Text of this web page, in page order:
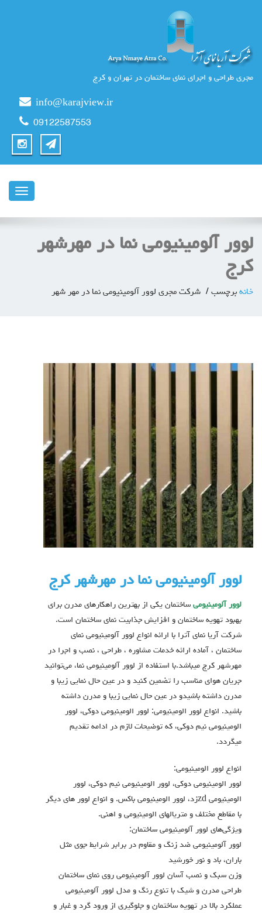
مجری طراحی و اجرای نمای ساختمان در تهران و کرج
info@karajview.ir
09122587553
ناوبری
لوور آلومینیومی نما در مهرشهر
کرج
خانه برچسب شرکت مجری لوور آلومینیومی نما در مهر شهر
لوور آلومینیومی نما در مهرشهر کرج
لوور آلومینیومی ساختمان یکی از بهترین راهکارهای مدرن برای
بهبود تهویه ساختمان و افزایش جذابیت نمای ساختمان است.
شرکت آریا نمای آترا با ارائه انواع لوور آلومینیومی نمای
ساختمان ، آماده ارائه خدمات مشاوره ، طراحی ، نصب و اجرا در
مهرشهر کرج میباشد.با استفاده از لوور آلومینیومی نما، می‌توانید
جریان هوای مناسب را تضمین کنید و در عین حال نمایی زیبا و
مدرن داشته باشیدو در عین حال نمایی زیبا و مدرن داشته
باشید. انواع لوور الومينيومي: لوور الومينيومي دوكي، لوور
الومينيومي نيم دوكي، که توضیحات لازم در ادامه تقدیم
میگردد.
انواع لوور الومينيومي:
لوور الومينيومي دوكي، لوور الومينيومي نيم دوكي، لوور
الومينيومي zdزد، لوور الومينيومي باكس. و انواع لوور هاي ديگر
با مقاطع مختلف و متريالهاي الومينيومي و اهني.
ویژگی‌های لوور آلومینیومی ساختمان:
لوور آلومینیومی ضد زنگ و مقاوم در برابر شرایط جوی مثل
باران، باد و نور خورشید
وزن سبک و نصب آسان لوور آلومینیومی روی نمای ساختمان
طراحی مدرن و شیک با تنوع رنگ و مدل لوور آلومینیومی
عملکرد بالا در تهویه ساختمان و جلوگیری از ورود گرد و غبار و